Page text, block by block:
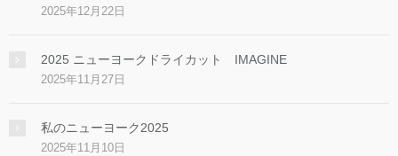
2025年12月22日
2025 ニューヨークドライカット IMAGINE
2025年11月27日
私のニューヨーク2025
2025年11月10日